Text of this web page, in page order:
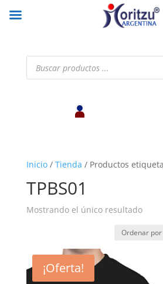
Búsqueda
productos
Inicio/ Tienda / Productos
TPBS01
Mostrando el único resultado
¡Oferta!